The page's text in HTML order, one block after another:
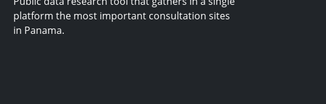
platform the most important consultation sites
in Panama.